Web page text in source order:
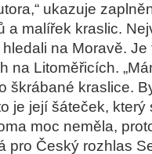
ukazuje
a malířek kraslic.
na Moravě.
na Litoměřicích.
škrábané kraslice.
je její šáteček,
moc neměla,
pro Český rozhlas